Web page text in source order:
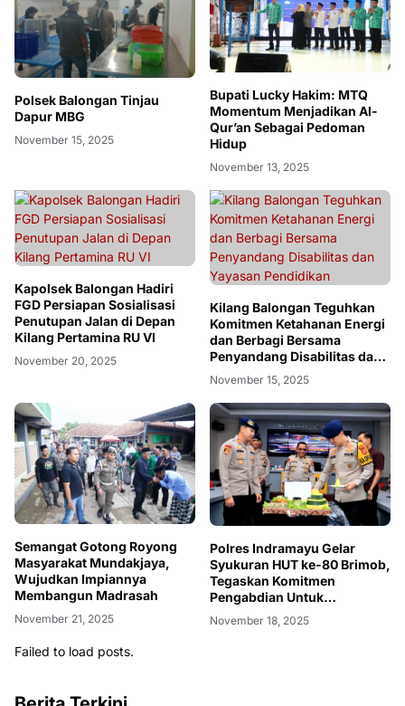
Polsek Balongan Tinjau
Dapur MBG
November 15, 2025
Bupati Lucky Hakim: MTQ
Momentum Menjadikan Al-
Qur’an Sebagai Pedoman
Hidup
November 13, 2025
Kapolsek Balongan Hadiri
FGD Persiapan Sosialisasi
Penutupan Jalan di Depan
Kilang Pertamina RU VI
November 20, 2025
Kilang Balongan Teguhkan
Komitmen Ketahanan Energi
dan Berbagi Bersama
Penyandang Disabilitas dan
Yayasan Pendidikan
November 15, 2025
Semangat ‎Gotong Royong
Masyarakat Mundakjaya,
Wujudkan Impiannya
Membangun Madrasah
November 21, 2025
Polres Indramayu Gelar
Syukuran HUT ke-80 Brimob,
Tegaskan Komitmen
Pengabdian Untuk
Masyarakat
November 18, 2025
Failed to load posts.